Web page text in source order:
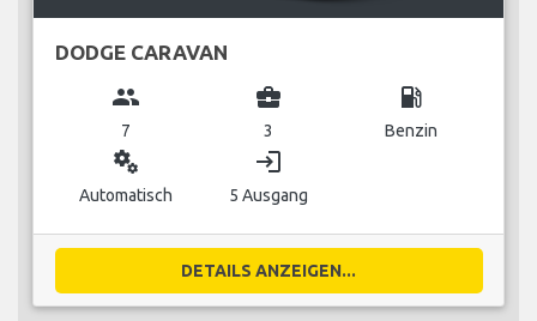
DODGE CARAVAN
group
7
business_center
3
local_gas_station
Benzin
miscellaneous_services
Automatisch
login
5 Ausgang
DETAILS ANZEIGEN...